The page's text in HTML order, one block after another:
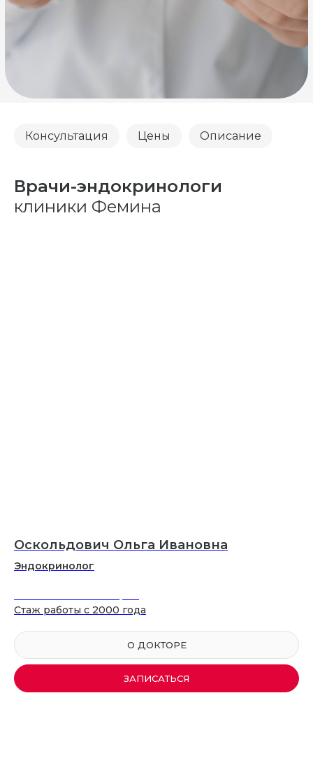
Консультация Цены Описание
Врачи-эндокринологи
клиники Фемина
Оскольдович Ольга Ивановна
Эндокринолог
Стаж работы с 2000 года
О ДОКТОРЕ
ЗАПИСАТЬСЯ